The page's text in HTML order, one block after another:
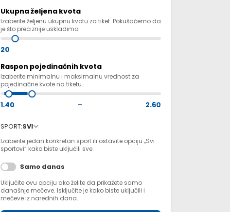
Ukupna željena kvota
Izaberite željenu ukupnu kvotu za tiket. Pokušaćemo da
je što preciznije uskladimo.
20
Raspon pojedinačnih kvota
Izaberite minimalnu i maksimalnu vrednost za
pojedinačne kvote na tiketu.
1.40 – 2.60
SPORT:SVI
Izaberite jedan konkretan sport ili ostavite opciju „Svi
sportovi“ kako biste uključili sve.
Samo danas
Uključite ovu opciju ako želite da prikažete samo
današnje mečeve. Isključite je kako biste uključili i
mečeve iz narednih dana.